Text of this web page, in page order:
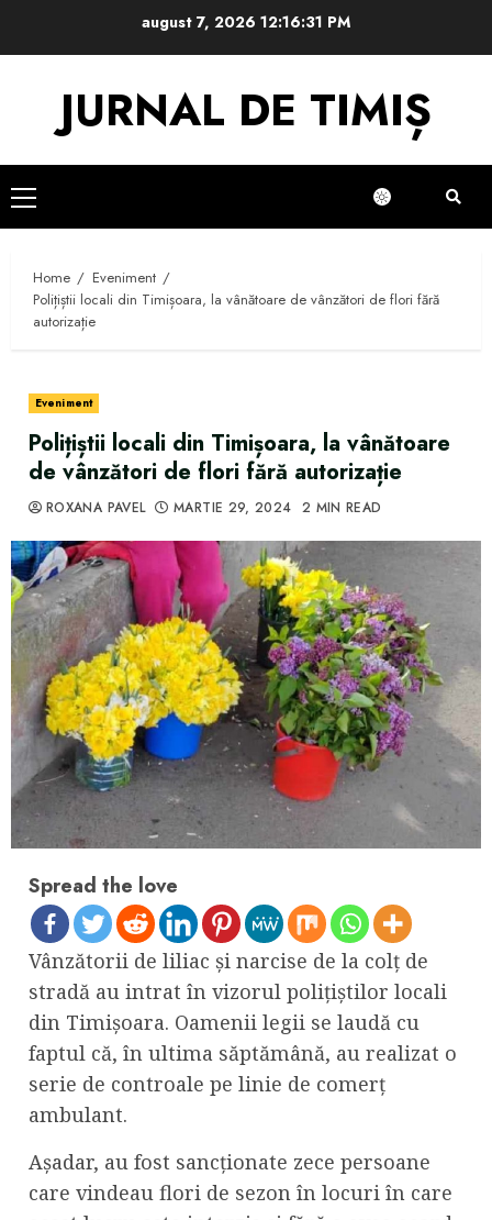
august 7, 2026 12:16:32 PM
JURNAL DE TIMIȘ
Primary
Menu
Home
Eveniment
Polițiștii locali din Timișoara, la vânătoare de vânzători de flori fără
autorizație
Eveniment
Polițiștii locali din Timișoara, la vânătoare
de vânzători de flori fără autorizație
ROXANA PAVEL MARTIE 29, 2024 2 MIN READ
Spread the love
Vânzătorii de liliac și narcise de la colț de
stradă au intrat în vizorul polițiștilor locali
din Timișoara. Oamenii legii se laudă cu
faptul că, în ultima săptămână, au realizat o
serie de controale pe linie de comerț
ambulant.
Așadar, au fost sancționate zece persoane
care vindeau flori de sezon în locuri în care